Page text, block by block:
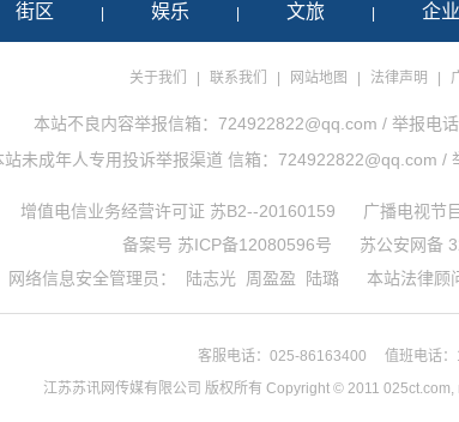
街区 娱乐 文旅 企业
关于我们 联系我们 网站地图 法律声明
本站不良内容举报信箱：724922822@qq.com / 举报
站未成年人专用投诉举报渠道 信箱：724922822@qq.com
增值电信业务经营许可证 苏B2--20160159
广播电视节
备案号 苏ICP备12080596号
苏公安网备
网络信息安全管理员：
陆志光 周盈盈 陆璐 本站法律顾
客服电话：025-86163400 值班电话：
江苏苏讯网传媒有限公司 版权所有 Copyright © 2011 025ct.com,